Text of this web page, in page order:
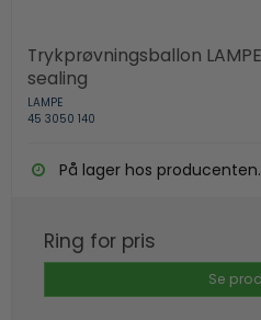
Trykprøvningsballon
sealing
LAMPE
45 3050 140
På lager hos
Ring for pris
Se